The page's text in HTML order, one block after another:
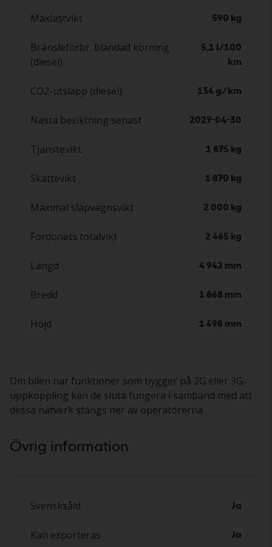
Maxlastvikt 590 kg
Bränsleförbr. blandad körning
(diesel)
5,1 l/100
km
CO2-utsläpp (diesel) 134 g/km
Nästa besiktning senast 2027-04-30
Tjänstevikt 1 875 kg
Skattevikt 1 870 kg
Maximal släpvagnsvikt 2 000 kg
Fordonets totalvikt 2 465 kg
Längd 4 942 mm
Bredd 1 868 mm
Höjd 1 498 mm
Om bilen har funktioner som bygger på 2G eller 3G-
uppkoppling kan de sluta fungera i samband med att
dessa nätverk stängs ner av operatörerna.
Övrig information
Svensksåld Ja
Kan exporteras Ja